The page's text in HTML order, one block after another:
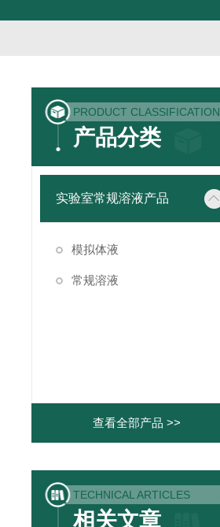
PRODUCT CLASSIFICATION
产品分类
实验室常规溶液产品
模拟体液
常规溶液
查看全部产品 >>
TECHNICAL ARTICLES
相关文章